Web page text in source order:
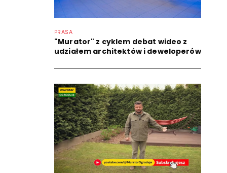
PRASA
"Murator" z cyklem debat wideo z
udziałem architektów i deweloperów